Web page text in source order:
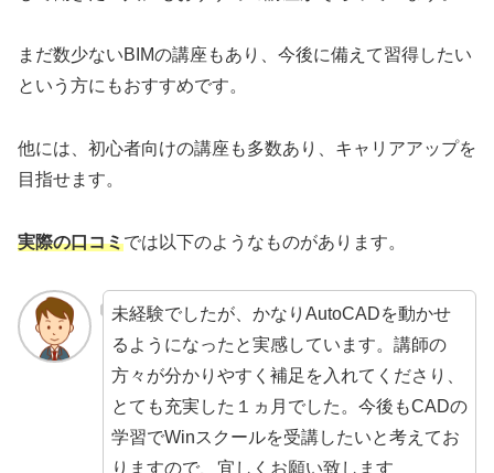
まだ数少ないBIMの講座もあり、今後に備えて習得したい
という方にもおすすめです。
他には、初心者向けの講座も多数あり、キャリアアップを
目指せます。
実際の口コミでは以下のようなものがあります。
未経験でしたが、かなりAutoCADを動かせ
るようになったと実感しています。講師の
方々が分かりやすく補足を入れてくださり、
とても充実した１ヵ月でした。今後もCADの
学習でWinスクールを受講したいと考えてお
りますので、宜しくお願い致します